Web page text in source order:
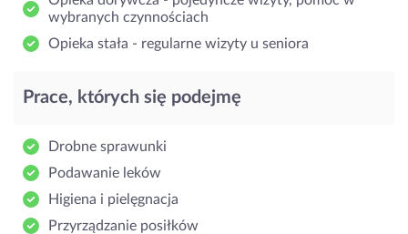
wybranych czynnościach
Opieka stała - regularne wizyty u seniora
Prace, których się podejmę
Drobne sprawunki
Podawanie leków
Higiena i pielęgnacja
Przyrządzanie posiłków